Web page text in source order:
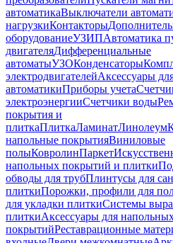
автоматикаВыключатели
нагрузкиКонтакторы
оборудованиеУЗИПАвтоматика
двигателяДифференциальные
автоматыУЗОКонденсаторы
электродвигателейАксессуары
автоматикиПриборы учета
электроэнергииСчетчики воды
покрытия и
плиткаПлиткаЛаминатЛинолеум
напольные покрытияВиниловые
полыКовролинПаркет
напольных покрытий и плитки
обводы для трубПлинтусы для
плиткиПорожки, профили для
для укладки плиткиСистемы
плиткиАксессуары для
покрытийРеставрационные